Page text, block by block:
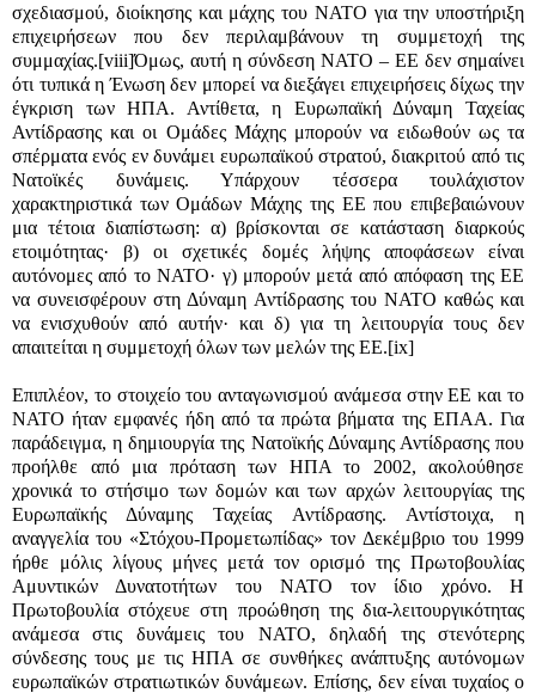
σχεδιασμού, διοίκησης και μάχης του ΝΑΤΟ για την υποστήριξη
επιχειρήσεων που δεν περιλαμβάνουν τη συμμετοχή της
συμμαχίας.[viii]Όμως, αυτή η σύνδεση ΝΑΤΟ – ΕΕ δεν σημαίνει
ότι τυπικά η Ένωση δεν μπορεί να διεξάγει επιχειρήσεις δίχως την
έγκριση των ΗΠΑ. Αντίθετα, η Ευρωπαϊκή Δύναμη Ταχείας
Αντίδρασης και οι Ομάδες Μάχης μπορούν να ειδωθούν ως τα
σπέρματα ενός εν δυνάμει ευρωπαϊκού στρατού, διακριτού από τις
Νατοϊκές δυνάμεις. Υπάρχουν τέσσερα τουλάχιστον
χαρακτηριστικά των Ομάδων Μάχης της ΕΕ που επιβεβαιώνουν
μια τέτοια διαπίστωση: α) βρίσκονται σε κατάσταση διαρκούς
ετοιμότητας· β) οι σχετικές δομές λήψης αποφάσεων είναι
αυτόνομες από το ΝΑΤΟ· γ) μπορούν μετά από απόφαση της ΕΕ
να συνεισφέρουν στη Δύναμη Αντίδρασης του ΝΑΤΟ καθώς και
να ενισχυθούν από αυτήν· και δ) για τη λειτουργία τους δεν
απαιτείται η συμμετοχή όλων των μελών της ΕΕ.[ix]
Επιπλέον, το στοιχείο του ανταγωνισμού ανάμεσα στην ΕΕ και το
ΝΑΤΟ ήταν εμφανές ήδη από τα πρώτα βήματα της ΕΠΑΑ. Για
παράδειγμα, η δημιουργία της Νατοϊκής Δύναμης Αντίδρασης που
προήλθε από μια πρόταση των ΗΠΑ το 2002, ακολούθησε
χρονικά το στήσιμο των δομών και των αρχών λειτουργίας της
Ευρωπαϊκής Δύναμης Ταχείας Αντίδρασης. Αντίστοιχα, η
αναγγελία του «Στόχου-Προμετωπίδας» τον Δεκέμβριο του 1999
ήρθε μόλις λίγους μήνες μετά τον ορισμό της Πρωτοβουλίας
Αμυντικών Δυνατοτήτων του ΝΑΤΟ τον ίδιο χρόνο. Η
Πρωτοβουλία στόχευε στη προώθηση της δια-λειτουργικότητας
ανάμεσα στις δυνάμεις του ΝΑΤΟ, δηλαδή της στενότερης
σύνδεσης τους με τις ΗΠΑ σε συνθήκες ανάπτυξης αυτόνομων
ευρωπαϊκών στρατιωτικών δυνάμεων. Επίσης, δεν είναι τυχαίος ο